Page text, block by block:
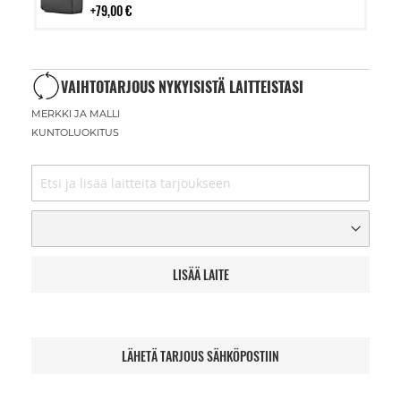
79,00 €
VAIHTOTARJOUS NYKYISISTÄ LAITTEISTASI
MERKKI JA MALLI
KUNTOLUOKITUS
LISÄÄ LAITE
LÄHETÄ TARJOUS SÄHKÖPOSTIIN